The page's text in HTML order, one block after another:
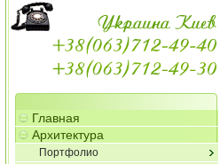
Главная
Архитектура
Портфолио